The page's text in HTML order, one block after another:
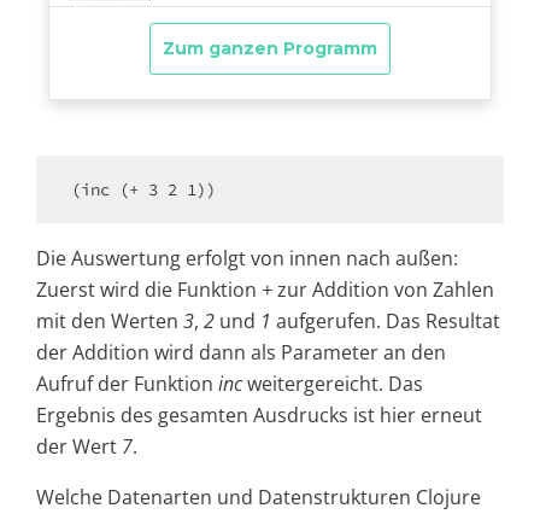
(inc (+ 3 2 1))
Die Auswertung erfolgt von innen nach außen:
Zuerst wird die Funktion +zur Addition von Zahlen
mit den Werten 3, 2 und 1 aufgerufen. Das Resultat
der Addition wird dann als Parameter an den
Aufruf der Funktion incweitergereicht. Das
Ergebnis des gesamten Ausdrucks ist hier erneut
der Wert 7.
Welche Datenarten und Datenstrukturen Clojure